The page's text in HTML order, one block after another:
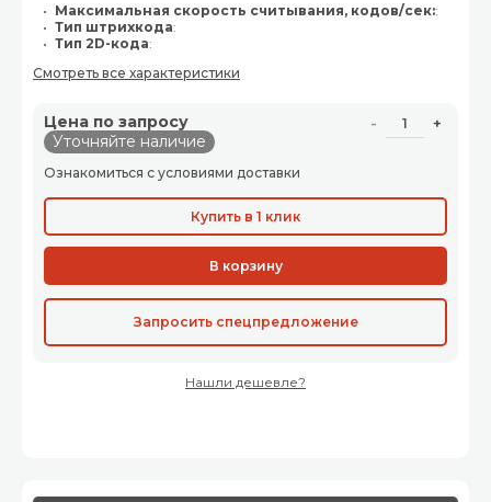
Максимальная скорость считывания, кодов/сек::
Тип штрихкода:
Тип 2D-кода:
Смотреть все характеристики
Цена по запросу
Уточняйте наличие
- +
Ознакомиться с условиями доставки
Купить в 1 клик
В корзину
Запросить спецпредложение
Нашли дешевле?